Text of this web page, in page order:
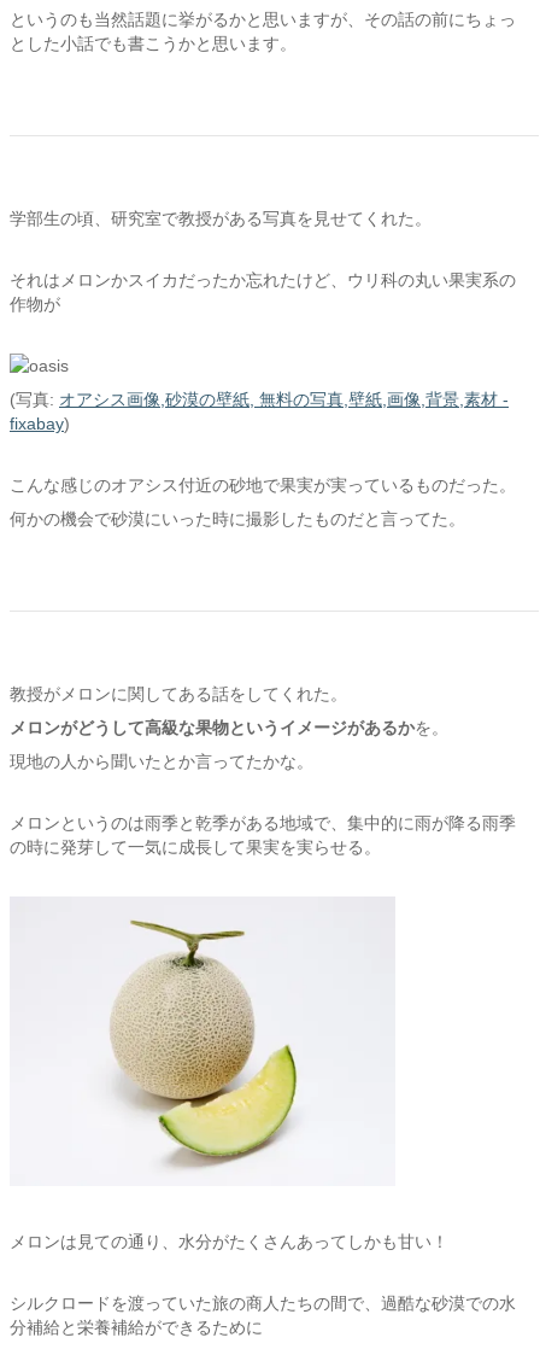
というのも当然話題に挙がるかと思いますが、その話の前にちょっ
とした小話でも書こうかと思います。
学部生の頃、研究室で教授がある写真を見せてくれた。
それはメロンかスイカだったか忘れたけど、ウリ科の丸い果実系の
作物が
(写真: オアシス画像,砂漠の壁紙, 無料の写真,壁紙,画像,背景,素材 -
fixabay)
こんな感じのオアシス付近の砂地で果実が実っているものだった。
何かの機会で砂漠にいった時に撮影したものだと言ってた。
教授がメロンに関してある話をしてくれた。
メロンがどうして高級な果物というイメージがあるかを。
現地の人から聞いたとか言ってたかな。
メロンというのは雨季と乾季がある地域で、集中的に雨が降る雨季
の時に発芽して一気に成長して果実を実らせる。
メロンは見ての通り、水分がたくさんあってしかも甘い！
シルクロードを渡っていた旅の商人たちの間で、過酷な砂漠での水
分補給と栄養補給ができるために